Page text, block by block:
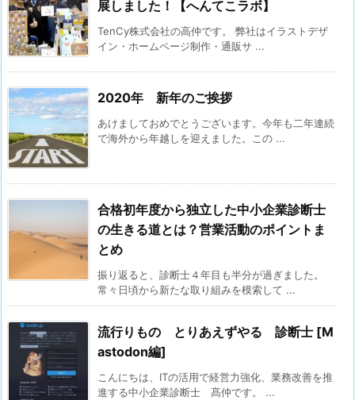
展しました！【へんてこラボ】
TenCy株式会社の高仲です。 弊社はイラストデザ
イン・ホームページ制作・通販サ ...
2020年 新年のご挨拶
あけましておめでとうございます。今年も二年連続
で海外から年越しを迎えました。この ...
合格初年度から独立した中小企業診断士
の生きる道とは？営業活動のポイントま
とめ
振り返ると、診断士４年目も半分が過ぎました。
常々日頃から新たな取り組みを模索して ...
流行りもの とりあえずやる 診断士 [M
astodon編]
こんにちは、ITの活用で経営力強化、業務改善を推
進する中小企業診断士 髙仲です。 ...